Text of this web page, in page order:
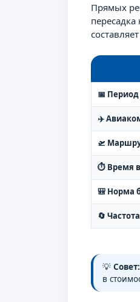
Прямых
составляет
📅
✈️
🛫
⏱️ Время в
🎒 Норма
🔄
💡 Совет:
в